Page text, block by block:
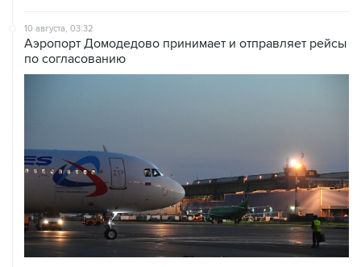
10 августа, 03:32
Аэропорт Домодедово принимает и отправляет рейсы
по согласованию